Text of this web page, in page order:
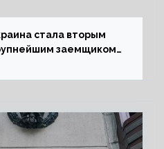
стала вторым
заемщиком